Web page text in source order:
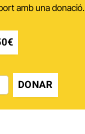
amb una donació.
DONAR